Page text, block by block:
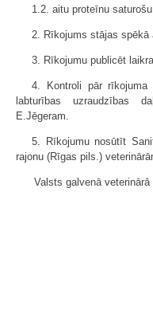
1.2. aitu proteīnu
2. Rīkojums stājas spēkā
3. Rīkojumu publicēt
4. Kontroli pār
labturības uzraudzības
E.Jēgeram.
5. Rīkojumu nosūtīt
rajonu (Rīgas pils.)
Valsts galvenā